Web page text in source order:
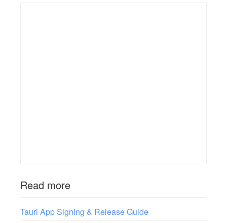
Read more
Tauri App Signing & Release Guide